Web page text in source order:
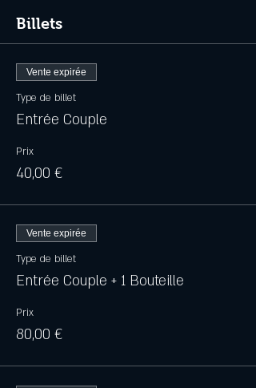
Billets
Vente expirée
Type de billet
Entrée Couple
Prix
40,00 €
Vente expirée
Type de billet
Entrée Couple + 1 Bouteille
Prix
80,00 €